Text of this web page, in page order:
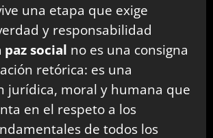
una etapa que exige
y responsabilidad
paz social no es una consigna
retórica: es una
jurídica, moral y humana que
en el respeto a los
de todos los